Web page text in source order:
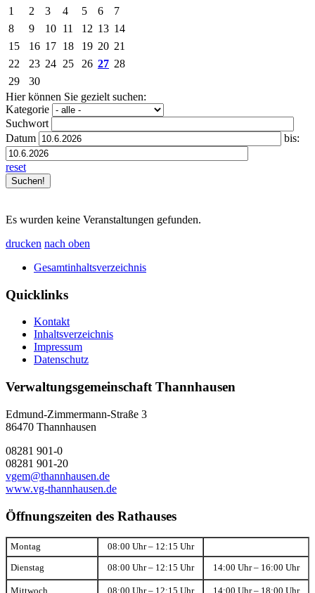
1
2 3 4 5 6
7
8
9 10 11 12 13 14
15
16 17 18 19 20 21
22
23 24 25 26 27 28
29
30
Hier können Sie gezielt suchen:
Kategorie
Suchwort
Datum
bis:
reset
Es wurden keine Veranstaltungen gefunden.
drucken nach oben
Gesamtinhaltsverzeichnis
Quicklinks
Kontakt
Inhaltsverzeichnis
Impressum
Datenschutz
Verwaltungsgemeinschaft Thannhausen
Edmund-Zimmermann-Straße 3
86470 Thannhausen
08281 901-0
08281 901-20
vgem@thannhausen.de
www.vg-thannhausen.de
Öffnungszeiten des Rathauses
Montag 08:00 Uhr – 12:15 Uhr
Dienstag 08:00 Uhr – 12:15 Uhr 14:00 Uhr – 16:00 Uhr